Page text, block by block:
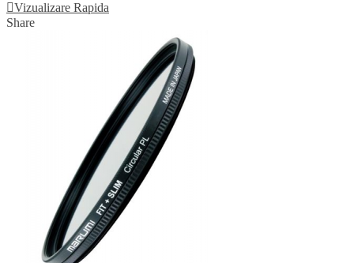
Vizualizare Rapida
Share